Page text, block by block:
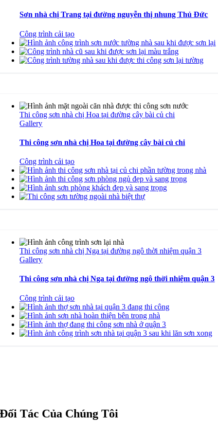
Sơn nhà chị Trang tại đường nguyễn thị nhung Thủ Đức
Công trình cải tạo
Thi công sơn nhà chị Hoa tại đường cây bài củ chi
Gallery
Thi công sơn nhà chị Hoa tại đường cây bài củ chi
Công trình cải tạo
Thi công sơn nhà chị Nga tại đường ngô thời nhiệm quận 3
Gallery
Thi công sơn nhà chị Nga tại đường ngô thời nhiệm quận 3
Công trình cải tạo
Đối Tác Của Chúng Tôi